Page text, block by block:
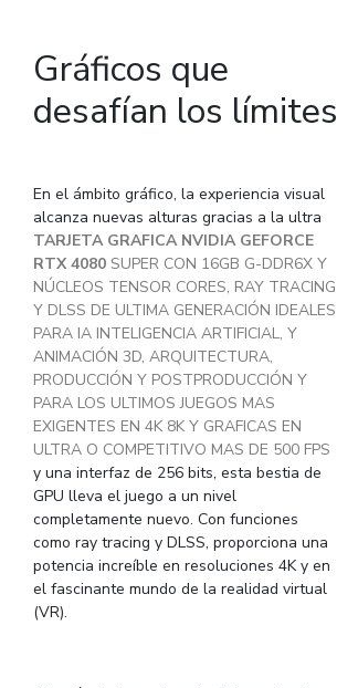
Gráficos que
desafían los límites
En el ámbito gráfico, la experiencia visual
alcanza nuevas alturas gracias a la ultra
TARJETA GRAFICA NVIDIA GEFORCE
RTX 4080 SUPER CON 16GB G-DDR6X Y
NÚCLEOS TENSOR CORES, RAY TRACING
Y DLSS DE ULTIMA GENERACIÓN IDEALES
PARA IA INTELIGENCIA ARTIFICIAL, Y
ANIMACIÓN 3D, ARQUITECTURA,
PRODUCCIÓN Y POSTPRODUCCIÓN Y
PARA LOS ULTIMOS JUEGOS MAS
EXIGENTES EN 4K 8K Y GRAFICAS EN
ULTRA O COMPETITIVO MAS DE 500 FPS
y una interfaz de 256 bits, esta bestia de
GPU lleva el juego a un nivel
completamente nuevo. Con funciones
como ray tracing y DLSS, proporciona una
potencia increíble en resoluciones 4K y en
el fascinante mundo de la realidad virtual
(VR).